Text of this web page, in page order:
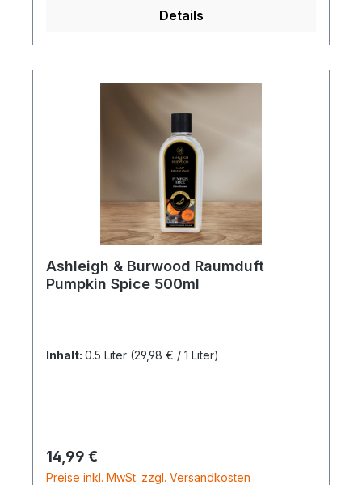
Details
Ashleigh & Burwood Raumduft
Pumpkin Spice 500ml
Inhalt: 0.5 Liter (29,98 € / 1 Liter)
Regulärer Preis:
14,99 €
Preise inkl. MwSt. zzgl. Versandkosten